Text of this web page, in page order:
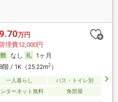
9.70万円
理費12,000円
なし
1ヶ月
階 / 1K（25.22m2）
一人暮らし
バス・トイレ別
ンターネット無料 角部屋